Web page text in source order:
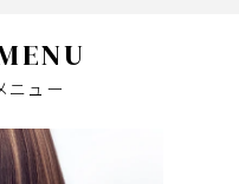
ニュー